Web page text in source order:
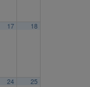
17 18
24 25